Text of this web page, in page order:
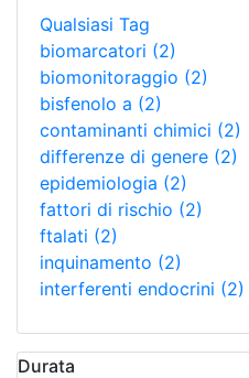
Qualsiasi Tag
biomarcatori (2)
biomonitoraggio (2)
bisfenolo a (2)
contaminanti chimici (2)
differenze di genere (2)
epidemiologia (2)
fattori di rischio (2)
ftalati (2)
inquinamento (2)
interferenti endocrini (2)
Durata